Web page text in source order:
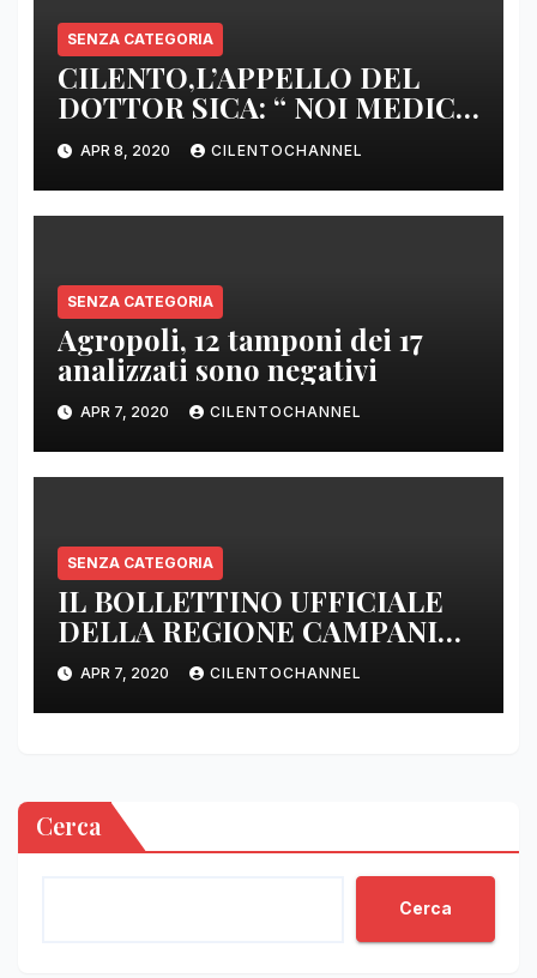
SENZA CATEGORIA
CILENTO,L’APPELLO DEL
DOTTOR SICA: “ NOI MEDICI
DI BASE SIAMO SENZA ARMI
E SENZA PRESIDI”
APR 8, 2020 CILENTOCHANNEL
SENZA CATEGORIA
Agropoli, 12 tamponi dei 17
analizzati sono negativi
APR 7, 2020 CILENTOCHANNEL
SENZA CATEGORIA
IL BOLLETTINO UFFICIALE
DELLA REGIONE CAMPANIA
DELLE ORE 22.00
APR 7, 2020 CILENTOCHANNEL
Cerca
Cerca